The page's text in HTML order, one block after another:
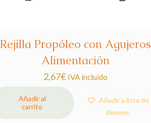
Rejilla Propóleo con Agujeros
Alimentación
2,67€ IVA incluido
Añadir al
carrito
Añadir a lista de
deseos